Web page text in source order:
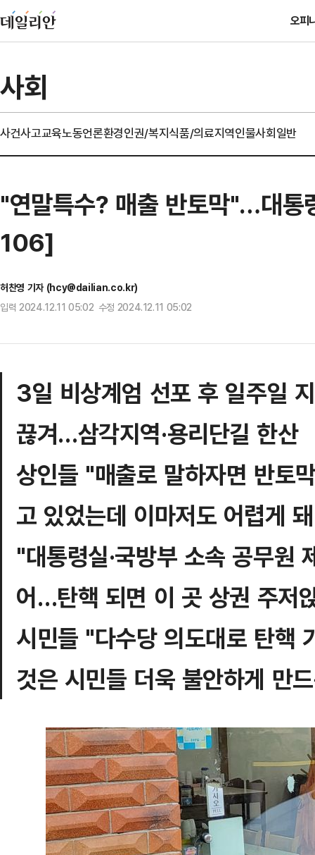
오피
사회
사건사고교육노동언론환경인권/복지식품/의료지역인물사회일반
"연말특수? 매출 반토막"…대통
106]
허찬영 기자 (hcy@dailian.co.kr)
입력 2024.12.11 05:02 수정 2024.12.11 05:02
3일 비상계엄 선포 후 일주일
끊겨…삼각지역·용리단길 한산
상인들 "매출로 말하자면 반토
고 있었는데 이마저도 어렵게
"대통령실·국방부 소속 공무원
어…탄핵 되면 이 곳 상권 주저
시민들 "다수당 의도대로 탄핵
것은 시민들 더욱 불안하게 만